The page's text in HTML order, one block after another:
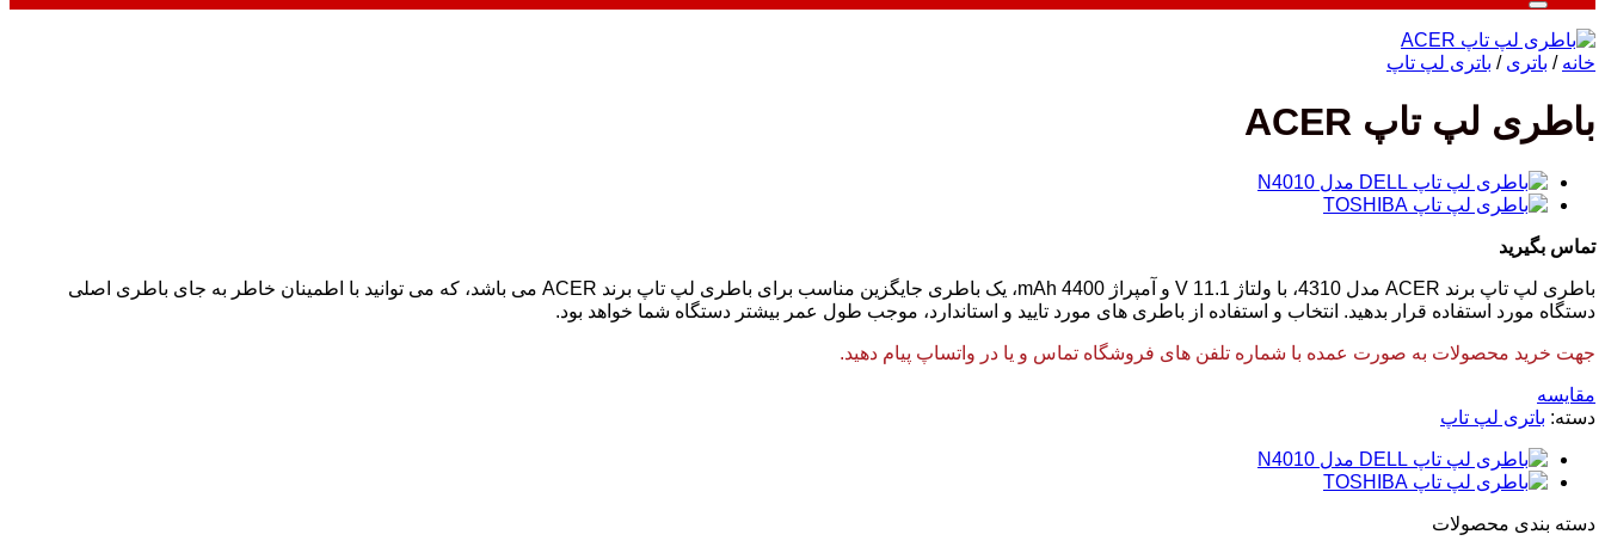
خانه / باتری / باتری لپ تاپ
باطری لپ تاپ ACER
تماس بگیرید
باطری لپ تاپ برند ACER مدل 4310، با ولتاژ 11.1 V و آمپراژ 4400 mAh، یک باطری جایگزین مناسب برای باطری لپ تاپ برند ACER می باشد، که می توانید با اطمینان خاطر به جای باطری اصلی
دستگاه مورد استفاده قرار بدهید. انتخاب و استفاده از باطری های مورد تایید و استاندارد، موجب طول عمر بیشتر دستگاه شما خواهد بود.
جهت خرید محصولات به صورت عمده با شماره تلفن های فروشگاه تماس و یا در واتساپ پیام دهید.
مقایسه
دسته: باتری لپ تاپ
دسته‌ بندی محصولات